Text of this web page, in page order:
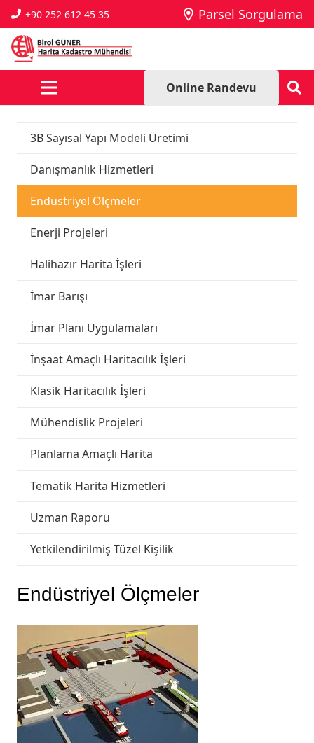
+90 252 612 45 35 Parsel Sorgulama
Online Randevu
3B Sayısal Yapı Modeli Üretimi
Danışmanlık Hizmetleri
Endüstriyel Ölçmeler
Enerji Projeleri
Halihazır Harita İşleri
İmar Barışı
İmar Planı Uygulamaları
İnşaat Amaçlı Haritacılık İşleri
Klasik Haritacılık İşleri
Mühendislik Projeleri
Planlama Amaçlı Harita
Tematik Harita Hizmetleri
Uzman Raporu
Yetkilendirilmiş Tüzel Kişilik
Endüstriyel Ölçmeler